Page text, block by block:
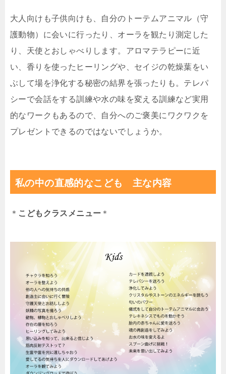
大人向けも子供向けも、自分のトーテムアニマル（守
護動物）に会いに行ったり、オーラを観たり測定した
り、天使とおしゃべりします。アロマテラピーに近
い、香りを使ったヒーリングや、セイジの乾燥葉をい
ぶして場を浄化する秘密の結界を張ったりも。テレパ
シーで会話をする訓練や水の味を変える訓練など実用
的なワークもあるので、自分へのご褒美にワクワクを
プレゼントできるのではないでしょうか。
私の中の直感的なこども 主な内容
＊ こどもクラスメニュー ＊